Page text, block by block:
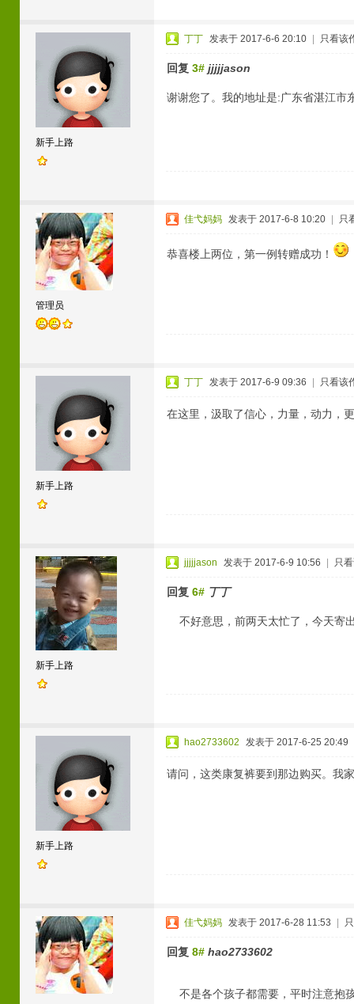
新手上路
丁丁 发表于 2017-6-6 20:10 只看该
回复 3# jjjjjason
谢谢您了。我的地址是:广东省湛江市
管理员
佳弋妈妈 发表于 2017-6-8 10:20 只
恭喜楼上两位，第一例转赠成功！
新手上路
丁丁 发表于 2017-6-9 09:36 只看该
在这里，汲取了信心，力量，动力，
新手上路
jjjjjason 发表于 2017-6-9 10:56 只
回复 6# 丁丁
不好意思，前两天太忙了，今天寄
新手上路
hao2733602 发表于 2017-6-25 20:49
请问，这类康复裤要到那边购买。我
佳弋妈妈 发表于 2017-6-28 11:53
回复 8# hao2733602
不是各个孩子都需要，平时注意抱